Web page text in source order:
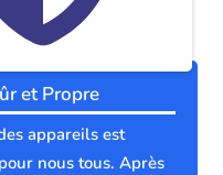
et Propre
appareils est
nous tous. Après